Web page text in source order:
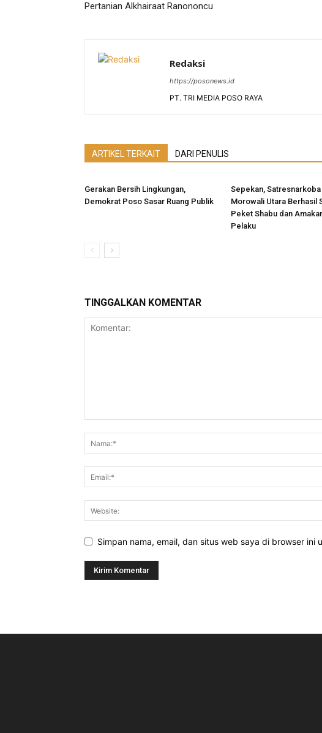
Pertanian Alkhairaat Ranononcu
Redaksi
https://posonews.id
PT. TRI MEDIA POSO RAYA
ARTIKEL TERKAIT DARI PENULIS
Gerakan Bersih Lingkungan,
Demokrat Poso Sasar Ruang Publik
Sepekan,
Morowali Utara Berhasil
Peket Shabu dan
Pelaku
TINGGALKAN KOMENTAR
Simpan nama, email, dan situs web saya di browser ini